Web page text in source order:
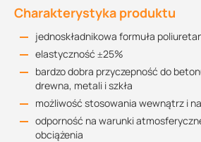
Charakterystyka produktu
jednoskładnikowa formuła
elastyczność ±25%
bardzo dobra przyczepność do
drewna, metali i szkła
możliwość stosowania wewnątrz i
odporność na warunki
obciążenia